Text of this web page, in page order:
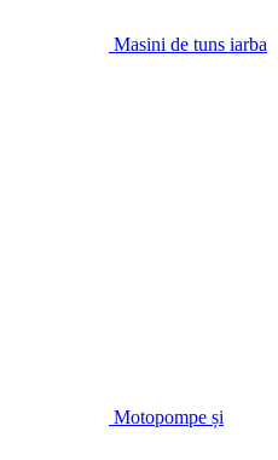
Masini de tuns iarba
Motopompe și